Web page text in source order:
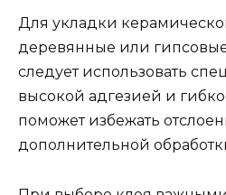
Для укладки
деревянные или
следует использовать
высокой адгезией и
поможет избежать
дополнительной